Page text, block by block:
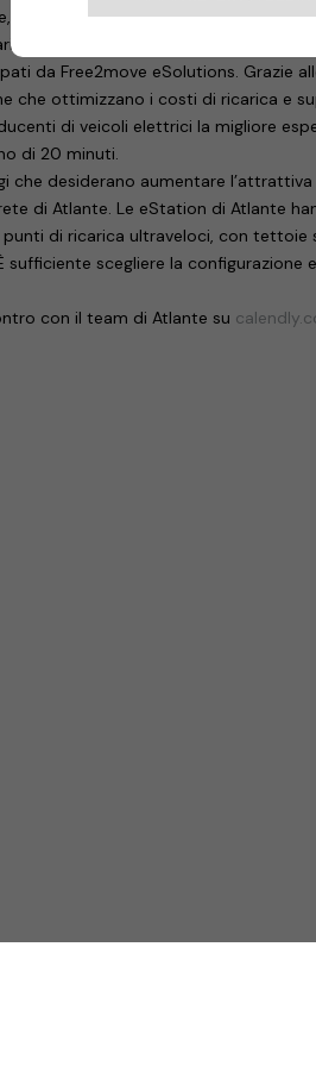
il cui concetto architettonico sarà
superveloci all’avanguardia
da Free2move eSolutions. Grazie
che ottimizzano i costi di ricarica e
di veicoli elettrici la migliore
di 20 minuti.
che desiderano aumentare l’attrattiva
di Atlante. Le eStation di Atlante
di ricarica ultraveloci, con tettoie
sufficiente scegliere la configurazione
con il team di Atlante su